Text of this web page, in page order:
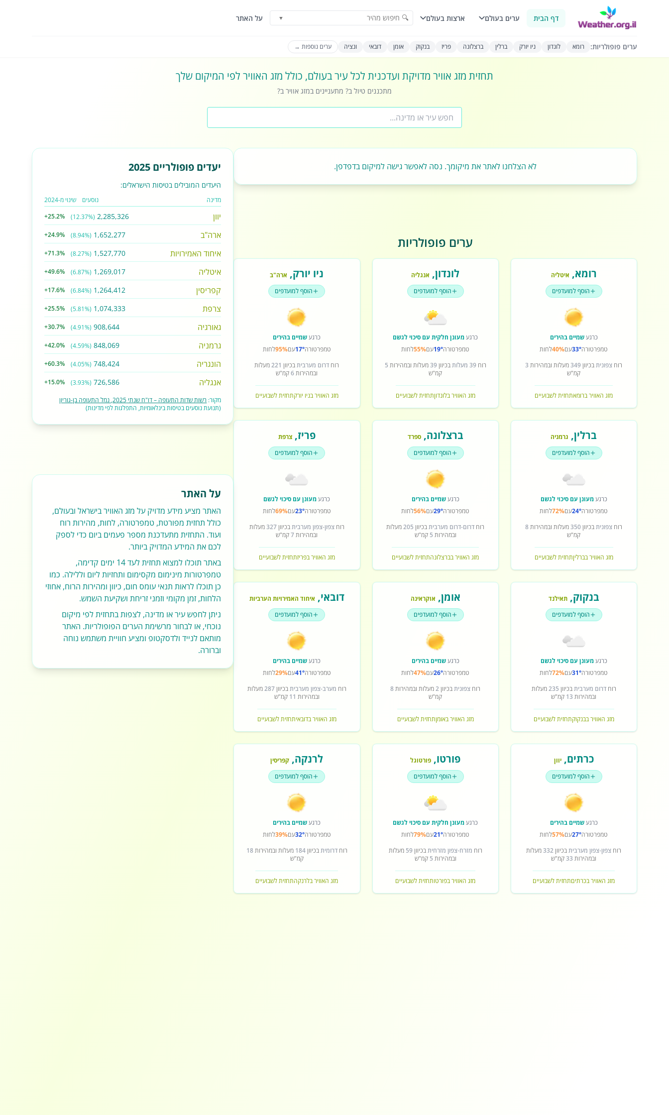
דף הבית ערים בעולם ארצות בעולם 🔍 חיפוש מהיר ▼ על האתר
ערים פופולריות: רומא לונדון ניו יורק ברלין ברצלונה פריז בנקוק אומן דובאי ונציה ערים נוספות →
תחזית מזג אוויר מדויקת ועדכנית לכל עיר בעולם, כולל מזג האוויר לפי המיקום שלך
מתכננים טיול ב? מתעניינים במזג אוויר ב?
לא הצלחנו לאתר את מיקומך. נסה לאפשר גישה למיקום בדפדפן.
ערים פופולריות
רומא, איטליה
הוסף למועדפים
כרגעשמיים בהירים
טמפרטורה33°עם40%לחות
רוח צפוניתבכיוון349מעלות ובמהירות 3
קמ"ש
מזג האוויר ברומאתחזית לשבועיים
לונדון, אנגליה
הוסף למועדפים
כרגעמעונן חלקית עם סיכוי לגשם
טמפרטורה19°עם55%לחות
רוח39 מעלות בכיוון39מעלות ובמהירות 5
קמ"ש
מזג האוויר בלונדוןתחזית לשבועיים
ניו יורק, ארה"ב
הוסף למועדפים
כרגעשמיים בהירים
טמפרטורה17°עם95%לחות
רוח דרום מערביתבכיוון 221מעלות
ובמהירות6קמ"ש
מזג האוויר בניו יורקתחזית לשבועיים
ברלין, גרמניה
הוסף למועדפים
כרגעמעונן עם סיכוי לגשם
טמפרטורה24°עם72%לחות
רוח צפוניתבכיוון350מעלות ובמהירות8
קמ"ש
מזג האוויר בברליןתחזית לשבועיים
ברצלונה,ספרד
הוסף למועדפים
כרגעשמיים בהירים
טמפרטורה29°עם56%לחות
רוח דרום-דרום מערביתבכיוון 205מעלות
ובמהירות 5 קמ"ש
מזג האוויר בברצלונהתחזית לשבועיים
פריז,צרפת
הוסף למועדפים
כרגעמעונן עם סיכוי לגשם
טמפרטורה23°עם69%לחות
רוחצפון-צפון מערביתבכיוון327מעלות
ובמהירות7קמ"ש
מזג האוויר בפריזתחזית לשבועיים
בנקוק,תאילנד
הוסף למועדפים
כרגעמעונן עם סיכוי לגשם
טמפרטורה31°עם72%לחות
רוחדרום מערביתבכיוון 235מעלות
ובמהירות 13 קמ"ש
מזג האוויר בבנקוקתחזית לשבועיים
אומן, אוקראינה
הוסף למועדפים
כרגעשמיים בהירים
טמפרטורה26°עם47%לחות
רוח צפוניתבכיוון2מעלות ובמהירות8
קמ"ש
מזג האוויר באומןתחזית לשבועיים
דובאי, איחוד האמירויות הערביות
הוסף למועדפים
כרגעשמיים בהירים
טמפרטורה41°עם29%לחות
רוח מערב-צפון מערביתבכיוון287מעלות
ובמהירות 11 קמ"ש
מזג האוויר בדובאיתחזית לשבועיים
כרתים,יוון
הוסף למועדפים
כרגעשמיים בהירים
טמפרטורה27°עם57%לחות
רוח צפון-צפון מערביתבכיוון332מעלות
ובמהירות 33קמ"ש
מזג האוויר בכרתיםתחזית לשבועיים
פורטו, פורטוגל
הוסף למועדפים
כרגעמעונן חלקית עם סיכוי לגשם
טמפרטורה21°עם79%לחות
רוח מזרח-צפון מזרחיתבכיוון59 מעלות
ובמהירות 5 קמ"ש
מזג האוויר בפורטותחזית לשבועיים
לרנקה, קפריסין
הוסף למועדפים
כרגעשמיים בהירים
טמפרטורה32°עם39%לחות
רוחדרומיתבכיוון184 מעלות ובמהירות18
קמ"ש
מזג האוויר בלרנקהתחזית לשבועיים
יעדים פופולריים 2025
היעדים המובילים בטיסות הישראלים:
מדינה נוסעים שינוי מ-2024
יוון 2,285,326
(12.37%)
+25.2%
ארה"ב 1,652,277
(8.94%)
+24.9%
איחוד האמירויות 1,527,770
(8.27%)
+71.3%
איטליה 1,269,017
(6.87%)
+49.6%
קפריסין 1,264,412
(6.84%)
+17.6%
צרפת 1,074,333
(5.81%)
+25.5%
גאורגיה 908,644
(4.91%)
+30.7%
גרמניה 848,069
(4.59%)
+42.0%
הונגריה 748,424
(4.05%)
+60.3%
אנגליה 726,586
(3.93%)
+15.0%
מקור: רשות שדות התעופה – דו"ח שנתי 2025, נמל התעופה בן-גוריון
(תנועת נוסעים בטיסות בינלאומיות, התפלגות לפי מדינות)
על האתר
האתר מציע מידע מדויק על מזג האוויר בישראל ובעולם,
כולל תחזית מפורטת, טמפרטורה, לחות, מהירות רוח
ועוד. התחזית מתעדכנת מספר פעמים ביום כדי לספק
לכם את המידע המדויק ביותר.
באתר תוכלו למצוא תחזית לעד 14 ימים קדימה,
טמפרטורות מינימום מקסימום ותחזיות ליום וללילה. כמו
כן תוכלו לראות תנאי עומס חום, כיוון ומהירות הרוח, אחוזי
הלחות, זמן מקומי וזמני זריחת ושקיעת השמש.
ניתן לחפש עיר או מדינה, לצפות בתחזית לפי מיקום
נוכחי, או לבחור מרשימת הערים הפופולריות. האתר
מותאם לנייד ולדסקטופ ומציע חוויית משתמש נוחה
וברורה.